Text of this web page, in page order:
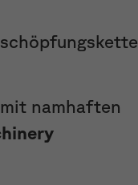
namhaften